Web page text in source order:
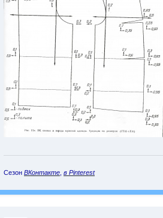
Сезон ВКонтакте в Pinterest